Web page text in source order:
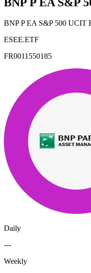
BNP P EA S&P
BNP P EA S&P 500 UCIT
ESEE.ETF
FR0011550185
Daily
---
Weekly